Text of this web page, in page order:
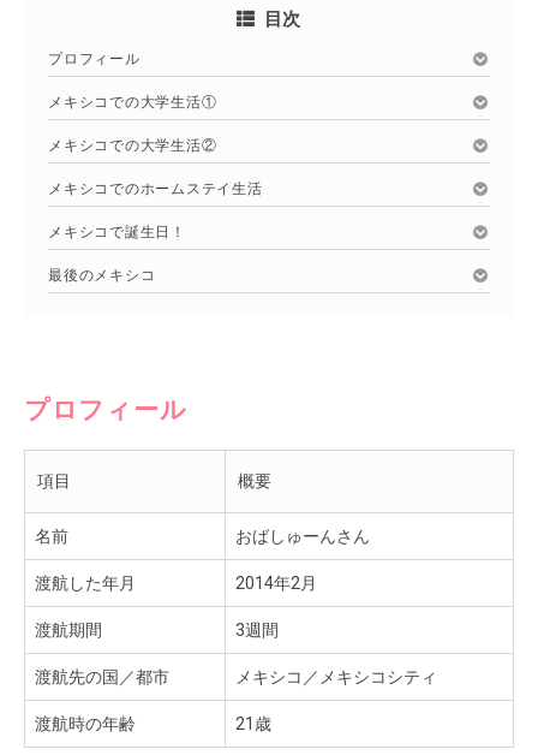
目次
プロフィール
メキシコでの大学生活①
メキシコでの大学生活②
メキシコでのホームステイ生活
メキシコで誕生日！
最後のメキシコ
プロフィール
項目 概要
名前 おばしゅーんさん
渡航した年月 2014年2月
渡航期間 3週間
渡航先の国／都市 メキシコ／メキシコシティ
渡航時の年齢 21歳